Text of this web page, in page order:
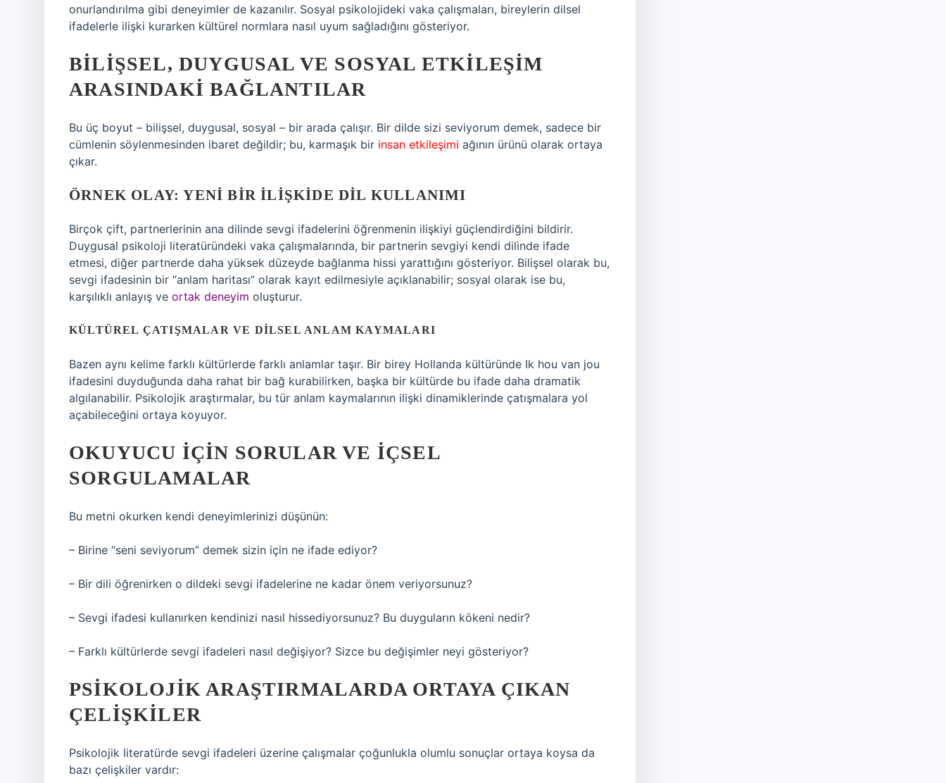
onurlandırılma gibi deneyimler de kazanılır. Sosyal psikolojideki vaka çalışmaları, bireylerin dilsel
ifadelerle ilişki kurarken kültürel normlara nasıl uyum sağladığını gösteriyor.
BILIŞSEL, DUYGUSAL VE SOSYAL ETKILEŞIM
ARASINDAKI BAĞLANTILAR
Bu üç boyut – bilişsel, duygusal, sosyal – bir arada çalışır. Bir dilde sizi seviyorum demek, sadece bir
cümlenin söylenmesinden ibaret değildir; bu, karmaşık bir insan etkileşimi ağının ürünü olarak ortaya
çıkar.
ÖRNEK OLAY: YENI BIR İLIŞKIDE DIL KULLANIMI
Birçok çift, partnerlerinin ana dilinde sevgi ifadelerini öğrenmenin ilişkiyi güçlendirdiğini bildirir.
Duygusal psikoloji literatüründeki vaka çalışmalarında, bir partnerin sevgiyi kendi dilinde ifade
etmesi, diğer partnerde daha yüksek düzeyde bağlanma hissi yarattığını gösteriyor. Bilişsel olarak bu,
sevgi ifadesinin bir “anlam haritası” olarak kayıt edilmesiyle açıklanabilir; sosyal olarak ise bu,
karşılıklı anlayış ve ortak deneyim oluşturur.
KÜLTÜREL ÇATIŞMALAR VE DILSEL ANLAM KAYMALARI
Bazen aynı kelime farklı kültürlerde farklı anlamlar taşır. Bir birey Hollanda kültüründe Ik hou van jou
ifadesini duyduğunda daha rahat bir bağ kurabilirken, başka bir kültürde bu ifade daha dramatik
algılanabilir. Psikolojik araştırmalar, bu tür anlam kaymalarının ilişki dinamiklerinde çatışmalara yol
açabileceğini ortaya koyuyor.
OKUYUCU İÇIN SORULAR VE İÇSEL
SORGULAMALAR
Bu metni okurken kendi deneyimlerinizi düşünün:
– Birine “seni seviyorum” demek sizin için ne ifade ediyor?
– Bir dili öğrenirken o dildeki sevgi ifadelerine ne kadar önem veriyorsunuz?
– Sevgi ifadesi kullanırken kendinizi nasıl hissediyorsunuz? Bu duyguların kökeni nedir?
– Farklı kültürlerde sevgi ifadeleri nasıl değişiyor? Sizce bu değişimler neyi gösteriyor?
PSIKOLOJIK ARAŞTIRMALARDA ORTAYA ÇIKAN
ÇELIŞKILER
Psikolojik literatürde sevgi ifadeleri üzerine çalışmalar çoğunlukla olumlu sonuçlar ortaya koysa da
bazı çelişkiler vardır: